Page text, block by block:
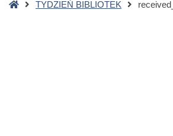
StronaTYDZIEŃ BIBLIOTEK